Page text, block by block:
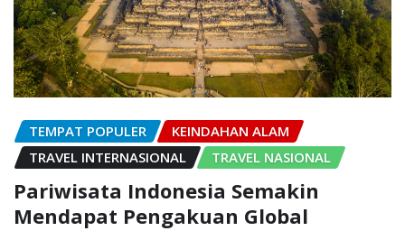
TEMPAT POPULER
KEINDAHAN ALAM
TRAVEL INTERNASIONAL
TRAVEL NASIONAL
Pariwisata Indonesia Semakin
Mendapat Pengakuan Global